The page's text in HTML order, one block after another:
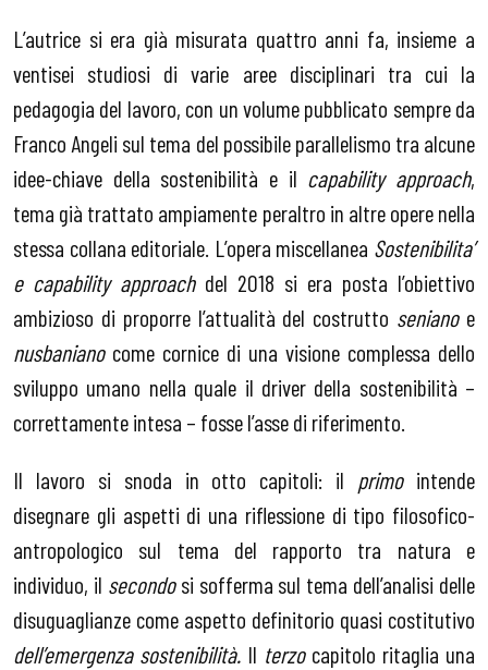
L’autrice si era già misurata quattro anni fa, insieme a
ventisei studiosi di varie aree disciplinari tra cui la
pedagogia del lavoro, con un volume pubblicato sempre da
Franco Angeli sul tema del possibile parallelismo tra alcune
idee-chiave della sostenibilità e il capability approach,
tema già trattato ampiamente peraltro in altre opere nella
stessa collana editoriale. L’opera miscellanea Sostenibilita’
e capability approach del 2018 si era posta l’obiettivo
ambizioso di proporre l’attualità del costrutto senianoe
nusbanianocome cornice di una visione complessa dello
sviluppo umano nella quale il driver della sostenibilità –
correttamente intesa – fosse l’asse di riferimento.
Il lavoro si snoda in otto capitoli: il primointende
disegnare gli aspetti di una riflessione di tipo filosofico-
antropologico sul tema del rapporto tra natura e
individuo, il secondosi sofferma sul tema dell’analisi delle
disuguaglianze come aspetto definitorio quasi costitutivo
dell’emergenza sostenibilità. Il terzocapitolo ritaglia una